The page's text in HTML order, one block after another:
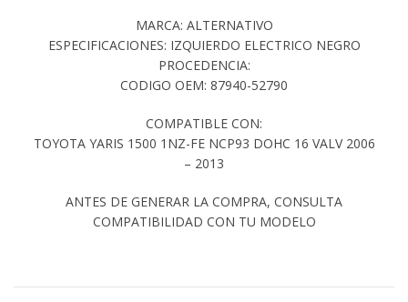
MARCA: ALTERNATIVO
ESPECIFICACIONES: IZQUIERDO ELECTRICO NEGRO
PROCEDENCIA:
CODIGO OEM: 87940-52790
COMPATIBLE CON:
TOYOTA YARIS 1500 1NZ-FE NCP93 DOHC 16 VALV 2006
– 2013
ANTES DE GENERAR LA COMPRA, CONSULTA
COMPATIBILIDAD CON TU MODELO